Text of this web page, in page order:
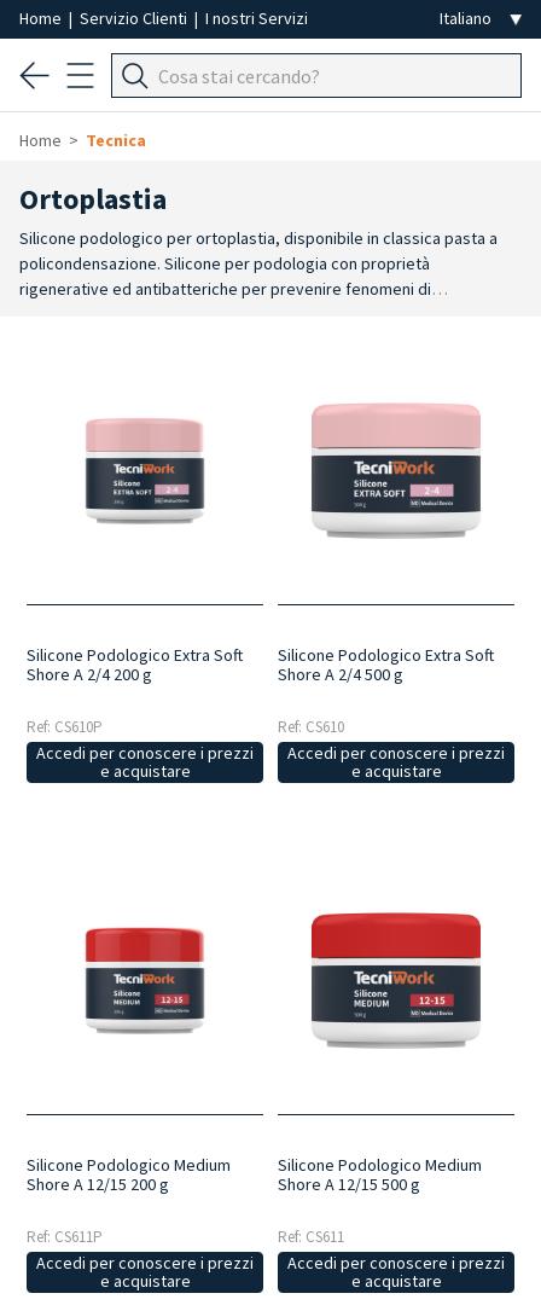
Home | Servizio Clienti | I nostri Servizi
Home Tecnica
Ortoplastia
Silicone podologico per ortoplastia, disponibile in classica pasta a
policondensazione. Silicone per podologia con proprietà
rigenerative ed antibatteriche per prevenire fenomeni di
realizzazioni di ortesi. Itempi di lavorazionee di sonoveloci
dagli operatori professionali
tramite strumenti da taglio e strumenti
rotanti come le frese.
Silicone Podologico Extra Soft
Shore A 2/4 200 g
Ref: CS610P
Accedi per conoscere i prezzi
e acquistare
Silicone Podologico Extra Soft
Shore A 2/4 500 g
Ref: CS610
Accedi per conoscere i prezzi
e acquistare
Silicone Podologico Medium
Shore A 12/15 200 g
Ref: CS611P
Accedi per conoscere i prezzi
e acquistare
Silicone Podologico Medium
Shore A 12/15 500 g
Ref: CS611
Accedi per conoscere i prezzi
e acquistare